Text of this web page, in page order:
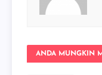
ANDA MUNGKIN